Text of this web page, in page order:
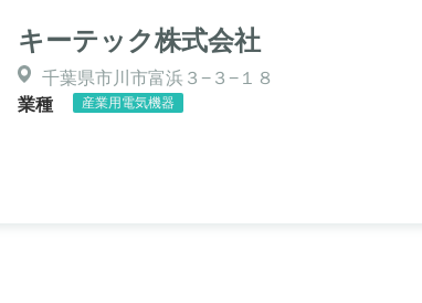
キーテック株式会社
千葉県市川市富浜３−３−１８
業種
産業用電気機器